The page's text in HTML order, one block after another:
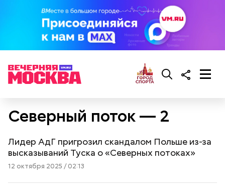
Северный поток — 2
Лидер АдГ пригрозил скандалом Польше из-за
высказываний Туска о «Северных потоках»
12 октября 2025 / 02:13